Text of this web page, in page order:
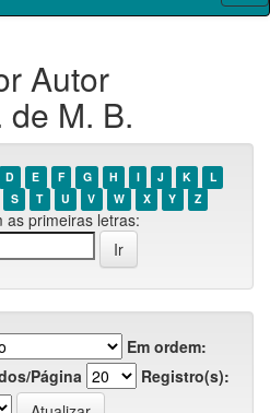
Autor
M. B.
D E F G H I J K
L
S T U V W X Y Z
as primeiras letras:
Em ordem:
Página
Registro(s):